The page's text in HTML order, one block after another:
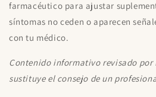
farmacéutico para ajustar
síntomas no ceden o aparecen
con tu médico.
Contenido informativo revisado por
sustituye el consejo de un